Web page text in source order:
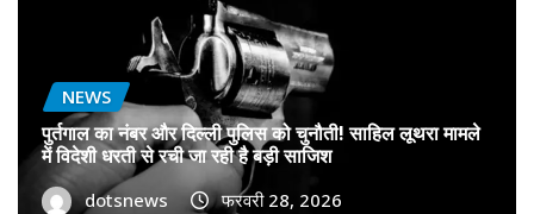
NEWS
पुर्तगाल का नंबर और दिल्ली पुलिस को चुनौती! साहिल लूथरा मामले
में विदेशी धरती से रची जा रही है बड़ी साजिश
dotsnews फरवरी 28, 2026